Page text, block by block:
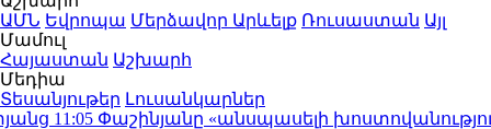
ԱՄՆ Եվրոպա Մերձավոր Արևելք Ռուսաստան Այլ
Մամուլ
Հայաստան Աշխարհ
Մեդիա
Տեսանյութեր Լուսանկարներ
11:05 Փաշինյանը «անսպասելի խոստովանություն» է